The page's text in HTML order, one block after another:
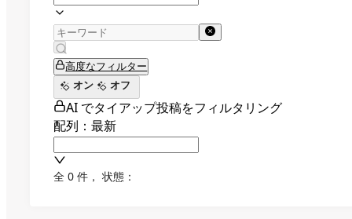
高度なフィルター
オン
オフ
AI でタイアップ投稿をフィルタリング
配列：最新
全 0 件 ， 状態：